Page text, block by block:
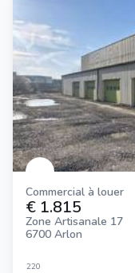
Commercial à louer
€ 1.815
Zone Artisanale 17
6700 Arlon
220